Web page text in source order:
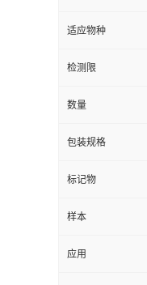
适应物种
检测限
数量
包装规格
标记物
样本
应用